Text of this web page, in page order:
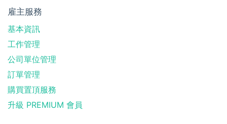
雇主服務
基本資訊
工作管理
公司單位管理
訂單管理
購買置頂服務
升級 PREMIUM 會員